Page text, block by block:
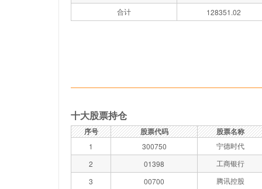
合计
128351.02
十大股票持仓
序号 股票代码 股票名称
1 300750
宁德时代
2
01398
工商银行
3
00700
腾讯控股